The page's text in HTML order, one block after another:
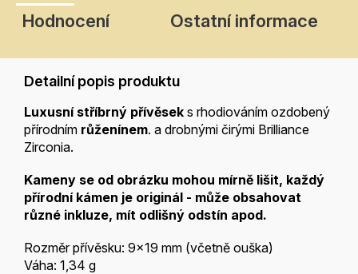
Hodnocení
Ostatní informace
Detailní popis produktu
Luxusní stříbrný přívěsek s rhodiováním ozdobený
přírodním růženínem. a drobnými čirými Brilliance
Zirconia.
Kameny se od obrázku mohou mírně lišit, každý
přírodní kámen je originál - může obsahovat
různé inkluze, mít odlišný odstín apod.
Rozměr přívěsku: 9x19 mm (včetně ouška)
Váha: 1,34 g